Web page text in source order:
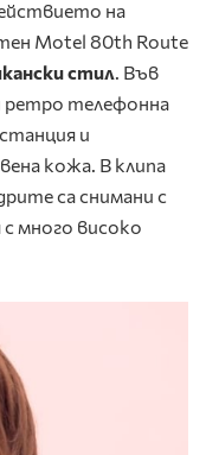
на
Motel 80th Route
стил . Във
ретро телефонна
и
кожа. В клипа
са снимани с
много високо